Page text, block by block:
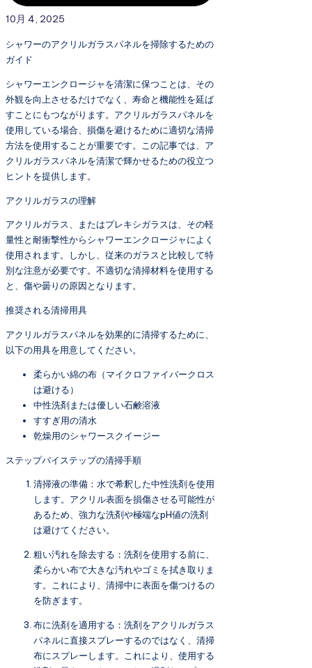
10月 4, 2025
シャワーのアクリルガラスパネルを掃除するための
ガイド
シャワーエンクロージャを清潔に保つことは、その
外観を向上させるだけでなく、寿命と機能性を延ば
すことにもつながります。アクリルガラスパネルを
使用している場合、損傷を避けるために適切な清掃
方法を使用することが重要です。この記事では、ア
クリルガラスパネルを清潔で輝かせるための役立つ
ヒントを提供します。
アクリルガラスの理解
アクリルガラス、またはプレキシガラスは、その軽
量性と耐衝撃性からシャワーエンクロージャによく
使用されます。しかし、従来のガラスと比較して特
別な注意が必要です。不適切な清掃材料を使用する
と、傷や曇りの原因となります。
推奨される清掃用具
アクリルガラスパネルを効果的に清掃するために、
以下の用具を用意してください。
柔らかい綿の布（マイクロファイバークロス
は避ける）
中性洗剤または優しい石鹸溶液
すすぎ用の清水
乾燥用のシャワースクイージー
ステップバイステップの清掃手順
清掃液の準備：水で希釈した中性洗剤を使用
します。アクリル表面を損傷させる可能性が
あるため、強力な洗剤や極端なpH値の洗剤
は避けてください。
粗い汚れを除去する：洗剤を使用する前に、
柔らかい布で大きな汚れやゴミを拭き取りま
す。これにより、清掃中に表面を傷つけるの
を防ぎます。
布に洗剤を適用する：洗剤をアクリルガラス
パネルに直接スプレーするのではなく、清掃
布にスプレーします。これにより、使用する